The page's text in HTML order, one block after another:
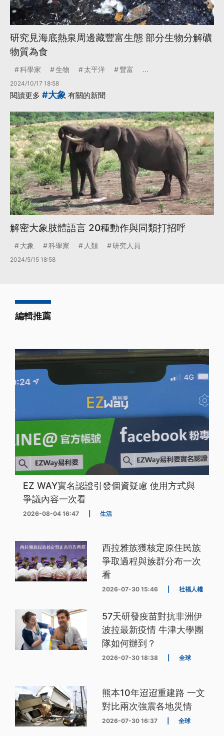
研究見海底熱泉周邊藏豐富生態 部分生物分解礦
物質為食
科學家 生物 太平洋 豐富 ...
2024/10/17 18:58
閱讀更多 #大象 有關的新聞
解密大象肢體語言 20種動作與同類打招呼
大象 科學家 人類 研究人員
2024/5/15 18:58
編輯推薦
EZ WAY實名認證引發個資疑慮 使用方式與
爭議內容一次看
2026-08-04 16:47 生活
西拉雅族獲核定原住民族
爭取過程與族群分布一次
看
2026-07-30 15:46 社福人權
57天研發疫苗對抗非洲伊
波拉最新疫情 牛津大學團
隊如何辦到？
2026-07-30 18:38 全球
熊本10年迢迢重建路 一文
對比兩次強震各地災情
2026-07-30 16:37 全球